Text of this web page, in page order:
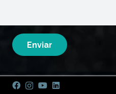
Please leave this field empty.